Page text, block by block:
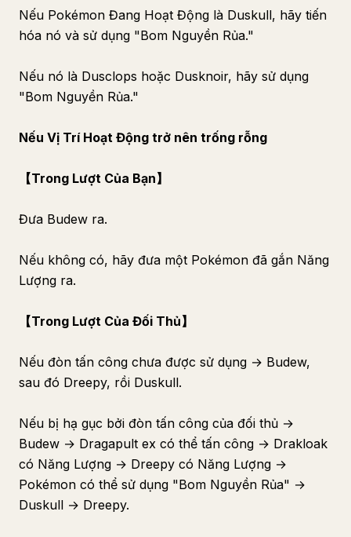
Nếu Pokémon Đang Hoạt Động là Duskull, hãy tiến
hóa nó và sử dụng "Bom Nguyền Rủa."
Nếu nó là Dusclops hoặc Dusknoir, hãy sử dụng
"Bom Nguyền Rủa."
Nếu Vị Trí Hoạt Động trở nên trống rỗng
【Trong Lượt Của Bạn】
Đưa Budew ra.
Nếu không có, hãy đưa một Pokémon đã gắn Năng
Lượng ra.
【Trong Lượt Của Đối Thủ】
Nếu đòn tấn công chưa được sử dụng → Budew,
sau đó Dreepy, rồi Duskull.
Nếu bị hạ gục bởi đòn tấn công của đối thủ →
Budew → Dragapult ex có thể tấn công → Drakloak
có Năng Lượng → Dreepy có Năng Lượng →
Pokémon có thể sử dụng "Bom Nguyền Rủa" →
Duskull → Dreepy.